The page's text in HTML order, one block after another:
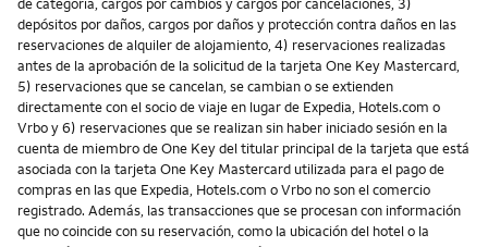
depósitos por daños, cargos por daños y protección contra daños en las
reservaciones de alquiler de alojamiento, 4) reservaciones realizadas
antes de la aprobación de la solicitud de la tarjeta One Key Mastercard,
5) reservaciones que se cancelan, se cambian o se extienden
directamente con el socio de viaje en lugar de Expedia, Hotels.com o
Vrbo y 6) reservaciones que se realizan sin haber iniciado sesión en la
cuenta de miembro de One Key del titular principal de la tarjeta que está
asociada con la tarjeta One Key Mastercard utilizada para el pago de
compras en las que Expedia, Hotels.com o Vrbo no son el comercio
registrado. Además, las transacciones que se procesan con información
que no coincide con su reservación, como la ubicación del hotel o la